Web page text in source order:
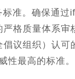
准。确保通
格质量体系
议组织）认
性最高的标准。